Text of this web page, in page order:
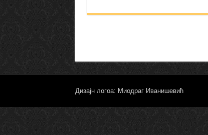
Дизајн логоа: Миодраг Иванишевић